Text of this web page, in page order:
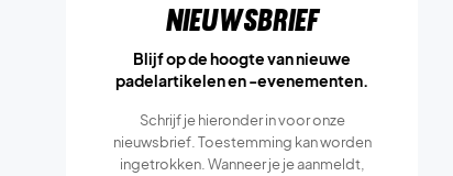
Nieuwsbrief
Blijf op de hoogte van nieuwe
padelartikelen en -evenementen.
Schrijf je hieronder in voor onze
nieuwsbrief. Toestemming kan worden
ingetrokken. Wanneer je je aanmeldt,